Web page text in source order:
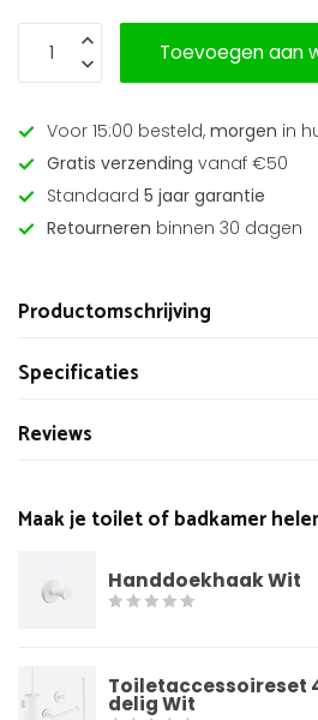
Toevoegen aan
Voor 15:00 besteld, morgen in
Gratis verzending vanaf €50
Standaard 5 jaar garantie
Retourneren binnen 30 dagen
Productomschrijving
Specificaties
Reviews
Maak je toilet of badkamer
Handdoekhaak Wit
Toiletaccessoireset
delig Wit